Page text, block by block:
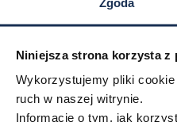
Zgoda
Niniejsza strona korzysta z
Wykorzystujemy pliki
ruch w naszej witrynie.
Informacje o tym, jak
03311457
Porównaj